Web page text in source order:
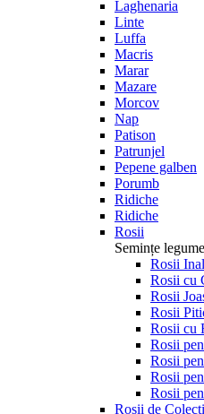
Laghenaria
Linte
Luffa
Macris
Marar
Mazare
Morcov
Nap
Patison
Patrunjel
Pepene galben
Porumb
Ridiche
Ridiche
Rosii
Semințe legume
Rosii
Rosii cu
Rosii
Rosii
Rosii cu
Rosii
Rosii
Rosii
Rosii
Rosii de